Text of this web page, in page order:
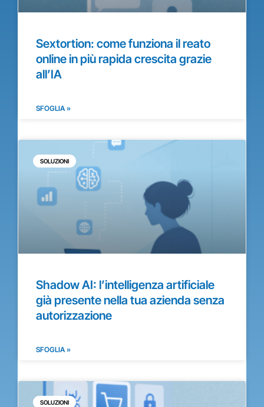
Sextortion: come funziona il reato
online in più rapida crescita grazie
all’IA
SFOGLIA »
SOLUZIONI
Shadow AI: l’intelligenza artificiale
già presente nella tua azienda senza
autorizzazione
SFOGLIA »
SOLUZIONI